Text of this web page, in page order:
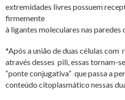
extremidades livres possuem
firmemente
à ligantes moleculares nas paredes
*Após a união de duas células com
através desses pili, essas tornam-
“ponte conjugativa” que passa a
conteúdo citoplasmático nessas